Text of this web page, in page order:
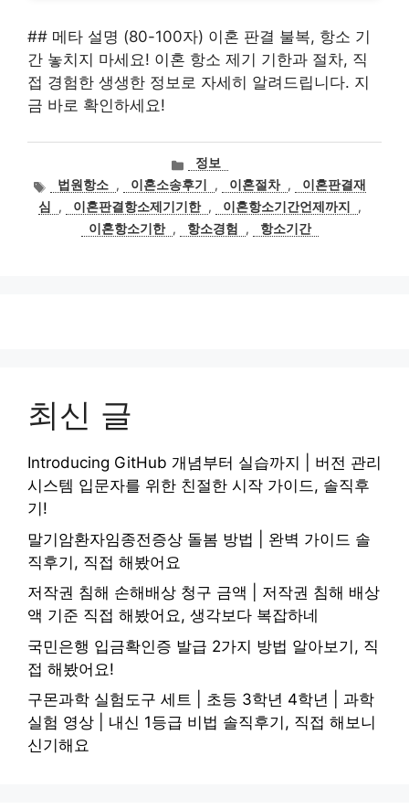
## 메타 설명 (80-100자) 이혼 판결 불복, 항소 기
간 놓치지 마세요! 이혼 항소 제기 기한과 절차, 직
접 경험한 생생한 정보로 자세히 알려드립니다. 지
금 바로 확인하세요!
카
테
고
리
정보
태
그
법원항소 , 이혼소송후기 , 이혼절차 ,
이혼판결재
심
, 이혼판결항소제기기한 , 이혼항소기간언제까지
,
이혼항소기한 , 항소경험 , 항소기간
최신 글
Introducing GitHub 개념부터 실습까지 | 버전 관리
시스템 입문자를 위한 친절한 시작 가이드, 솔직후
기!
말기암환자임종전증상 돌봄 방법 | 완벽 가이드 솔
직후기, 직접 해봤어요
저작권 침해 손해배상 청구 금액 | 저작권 침해 배상
액 기준 직접 해봤어요, 생각보다 복잡하네
국민은행 입금확인증 발급 2가지 방법 알아보기, 직
접 해봤어요!
구몬과학 실험도구 세트 | 초등 3학년 4학년 | 과학
실험 영상 | 내신 1등급 비법 솔직후기, 직접 해보니
신기해요